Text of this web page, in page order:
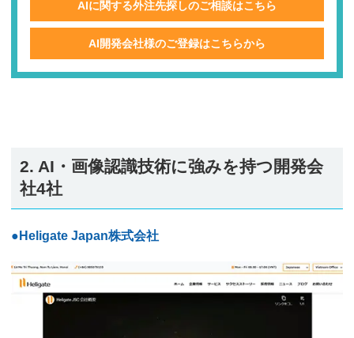
AIに関する外注先探しのご相談はこちら
AI開発会社様のご登録はこちらから
2. AI・画像認識技術に強みを持つ開発会
社4社
●Heligate Japan株式会社